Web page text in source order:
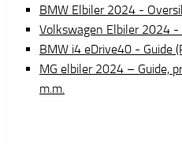
BMW Elbiler 2024 -
Volkswagen Elbiler 2024
BMW i4 eDrive40 - Guide
MG elbiler 2024 – Guide,
m.m.